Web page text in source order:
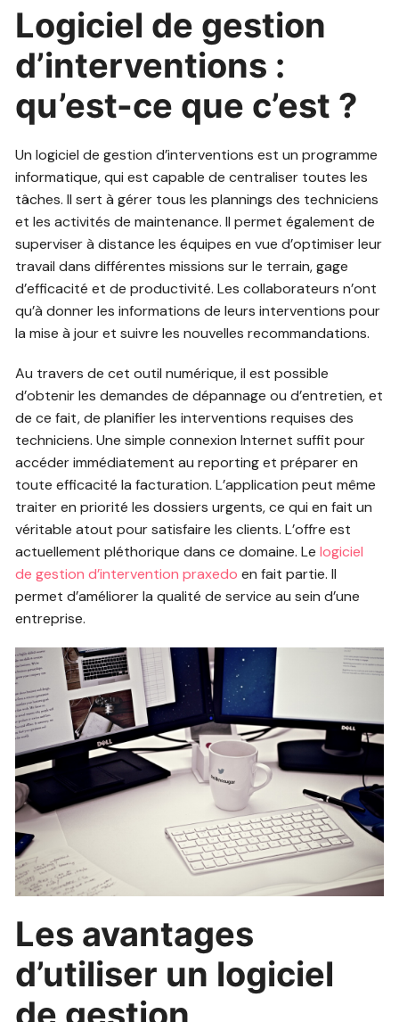
Logiciel de gestion
d’interventions :
qu’est-ce que c’est ?
Un logiciel de gestion d’interventions est un programme
informatique, qui est capable de centraliser toutes les
tâches. Il sert à gérer tous les plannings des techniciens
et les activités de maintenance. Il permet également de
superviser à distance les équipes en vue d’optimiser leur
travail dans différentes missions sur le terrain, gage
d’efficacité et de productivité. Les collaborateurs n’ont
qu’à donner les informations de leurs interventions pour
la mise à jour et suivre les nouvelles recommandations.
Au travers de cet outil numérique, il est possible
d’obtenir les demandes de dépannage ou d’entretien, et
de ce fait, de planifier les interventions requises des
techniciens. Une simple connexion Internet suffit pour
accéder immédiatement au reporting et préparer en
toute efficacité la facturation. L’application peut même
traiter en priorité les dossiers urgents, ce qui en fait un
véritable atout pour satisfaire les clients. L’offre est
actuellement pléthorique dans ce domaine. Lelogiciel
de gestion d’intervention praxedo en fait partie. Il
permet d’améliorer la qualité de service au sein d’une
entreprise.
Les avantages
d’utiliser un logiciel